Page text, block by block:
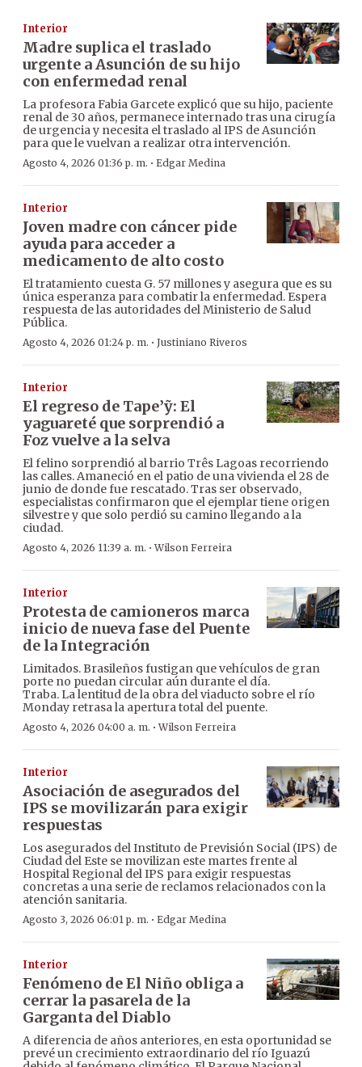
Interior
Madre suplica el traslado
urgente a Asunción de su hijo
con enfermedad renal
La profesora Fabia Garcete explicó que su hijo, paciente
renal de 30 años, permanece internado tras una cirugía
de urgencia y necesita el traslado al IPS de Asunción
para que le vuelvan a realizar otra intervención.
Agosto 4, 2026 01:36 p. m. · Edgar Medina
Interior
Joven madre con cáncer pide
ayuda para acceder a
medicamento de alto costo
El tratamiento cuesta G. 57 millones y asegura que es su
única esperanza para combatir la enfermedad. Espera
respuesta de las autoridades del Ministerio de Salud
Pública.
Agosto 4, 2026 01:24 p. m. · Justiniano Riveros
Interior
El regreso de Tape’ỹ: El
yaguareté que sorprendió a
Foz vuelve a la selva
El felino sorprendió al barrio Três Lagoas recorriendo
las calles. Amaneció en el patio de una vivienda el 28 de
junio de donde fue rescatado. Tras ser observado,
especialistas confirmaron que el ejemplar tiene origen
silvestre y que solo perdió su camino llegando a la
ciudad.
Agosto 4, 2026 11:39 a. m. ·Wilson Ferreira
Interior
Protesta de camioneros marca
inicio de nueva fase del Puente
de la Integración
Limitados. Brasileños fustigan que vehículos de gran
porte no puedan circular aún durante el día.
Traba. La lentitud de la obra del viaducto sobre el río
Monday retrasa la apertura total del puente.
Agosto 4, 2026 04:00 a. m. ·Wilson Ferreira
Interior
Asociación de asegurados del
IPS se movilizarán para exigir
respuestas
Los asegurados del Instituto de Previsión Social (IPS) de
Ciudad del Este se movilizan este martes frente al
Hospital Regional del IPS para exigir respuestas
concretas a una serie de reclamos relacionados con la
atención sanitaria.
Agosto 3, 2026 06:01 p. m. · Edgar Medina
Interior
Fenómeno de El Niño obliga a
cerrar la pasarela de la
Garganta del Diablo
A diferencia de años anteriores, en esta oportunidad se
prevé un crecimiento extraordinario del río Iguazú